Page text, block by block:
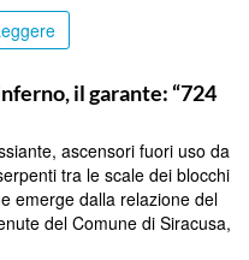
il garante: “724
ascensori fuori uso da
tra le scale dei blocchi
emerge dalla relazione del
del Comune di Siracusa,